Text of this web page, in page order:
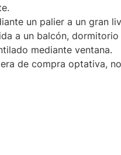
un palier a un gran
a un balcón,
mediante ventana.
de compra optativa,